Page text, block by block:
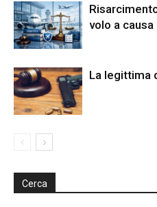
volo a
La legittima
Cerca